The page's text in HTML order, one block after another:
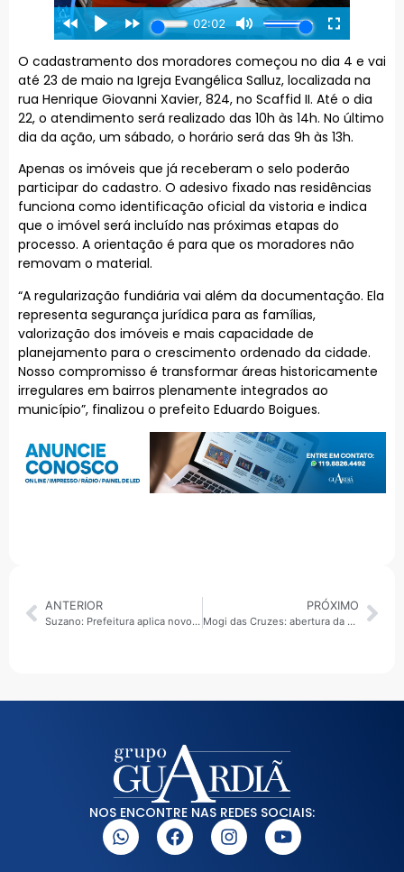
O cadastramento dos moradores começou no dia 4 e vai
até 23 de maio na Igreja Evangélica Salluz, localizada na
rua Henrique Giovanni Xavier, 824, no Scaffid II. Até o dia
22, o atendimento será realizado das 10h às 14h. No último
dia da ação, um sábado, o horário será das 9h às 13h.
Apenas os imóveis que já receberam o selo poderão
participar do cadastro. O adesivo fixado nas residências
funciona como identificação oficial da vistoria e indica
que o imóvel será incluído nas próximas etapas do
processo. A orientação é para que os moradores não
removam o material.
“A regularização fundiária vai além da documentação. Ela
representa segurança jurídica para as famílias,
valorização dos imóveis e mais capacidade de
planejamento para o crescimento ordenado da cidade.
Nosso compromisso é transformar áreas historicamente
irregulares em bairros plenamente integrados ao
município”, finalizou o prefeito Eduardo Boigues.
ANTERIOR
Suzano: Prefeitura aplica novo asfalto no trecho da rua Ipês entre as avenidas Brasília e Taiaçupeba
PRÓXIMO
Mogi das Cruzes: abertura da 413ª edição da Festa do Divino é nesta quinta (14) com programação religiosa e social
NOS ENCONTRE NAS REDES SOCIAIS: